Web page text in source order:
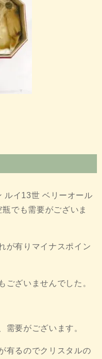
ルイ13世 ベリーオール
でも需要がございま
が有りマイナスポイン
ございませんでした。
需要がございます。
有るのでクリスタルの